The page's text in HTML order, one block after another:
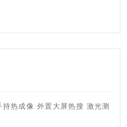
热成像 外置大屏热搜 激光测